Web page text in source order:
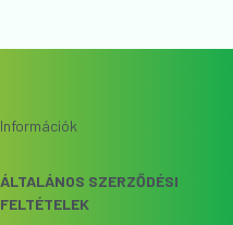
Információk
ÁLTALÁNOS SZERZŐDÉSI
FELTÉTELEK